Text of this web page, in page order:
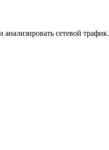
сетевой трафик.